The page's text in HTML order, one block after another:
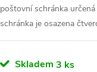
poštovní schránka
schránka je osazena
Skladem 3 ks